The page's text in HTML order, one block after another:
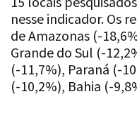
nesse indicador. Os
de Amazonas (-
Grande do Sul (-
(-11,7%), Paraná (-
(-10,2%), Bahia (-